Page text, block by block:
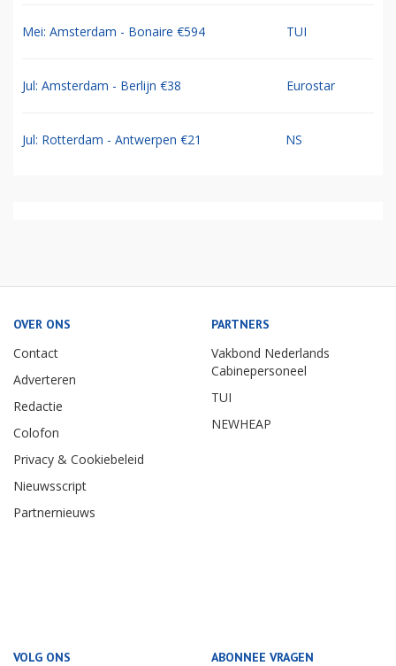
Mei: Amsterdam - Bonaire €594 TUI
Jul: Amsterdam - Berlijn €38 Eurostar
Jul: Rotterdam - Antwerpen €21 NS
OVER ONS
Contact
Adverteren
Redactie
Colofon
Privacy & Cookiebeleid
Nieuwsscript
Partnernieuws
PARTNERS
Vakbond Nederlands
Cabinepersoneel
TUI
NEWHEAP
VOLG ONS ABONNEE VRAGEN